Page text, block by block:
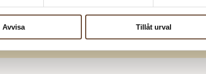
Avvisa Tillåt urval